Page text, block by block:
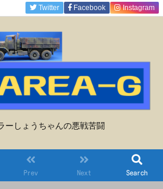
ーしょうちゃんの悪戦苦闘
Prev Next Search
Twitter Facebook Instagram